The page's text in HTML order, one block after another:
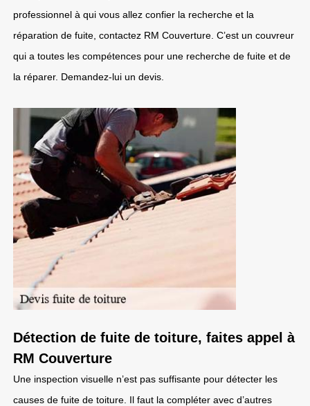
professionnel à qui vous allez confier la recherche et la
réparation de fuite, contactez RM Couverture. C’est un couvreur
qui a toutes les compétences pour une recherche de fuite et de
la réparer. Demandez-lui un devis.
Détection de fuite de toiture, faites appel à
RM Couverture
Une inspection visuelle n’est pas suffisante pour détecter les
causes de fuite de toiture. Il faut la compléter avec d’autres